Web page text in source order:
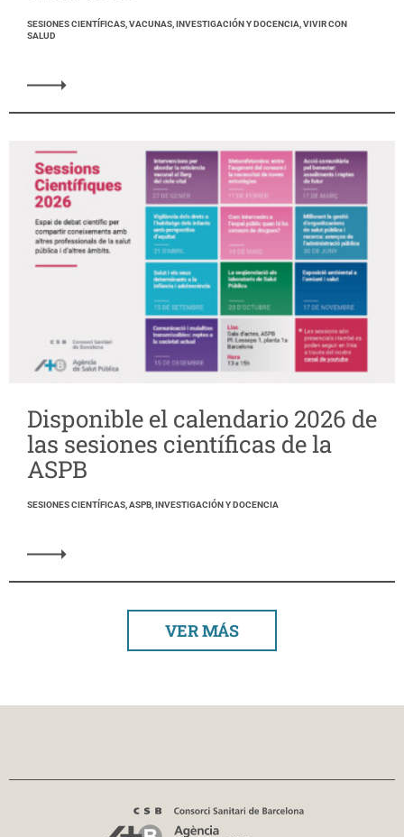
SESIONES CIENTÍFICAS, VACUNAS, INVESTIGACIÓN Y DOCENCIA, VIVIR CON
SALUD
Disponible el calendario 2026 de
las sesiones científicas de la
ASPB
SESIONES CIENTÍFICAS, ASPB, INVESTIGACIÓN Y DOCENCIA
VER MÁS